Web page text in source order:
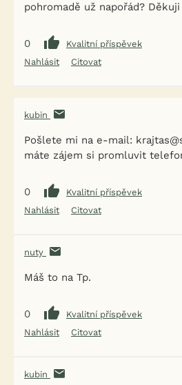
pohromadě už napořád? Děkuji
0
Kvalitní příspěvek
Nahlásit
Citovat
kubin
Pošlete mi na e-mail:
máte zájem si promluvit
0
Kvalitní příspěvek
Nahlásit
Citovat
nuty
Máš to na Tp.
0
Kvalitní příspěvek
Nahlásit
Citovat
kubin